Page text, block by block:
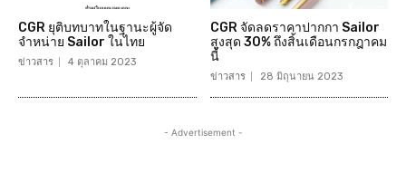
CGR ยุติบทบาทในฐานะผู้จัด
จำหน่าย Sailor ในไทย
ข่าวสาร 4 ตุลาคม 2023
CGR จัดลดราคาปากกา Sailor
สูงสุด 30% ถึงสิ้นเดือนกรกฎาคม
นี้
ข่าวสาร 28 มิถุนายน 2023
- Advertisement -